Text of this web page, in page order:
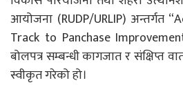
आयोजना (RUDP/URLIP) अन्तर्गत
Track to Panchase
बोलपत्र सम्बन्धी कागजात र संक्षिप्त
स्वीकृत गरेको हो।